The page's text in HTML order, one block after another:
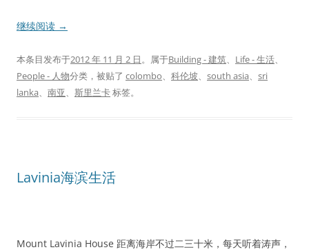
继续阅读 →
本条目发布于2012 年 11 月 2 日。属于Building - 建筑、 Life - 生活、
People - 人物分类，被贴了 colombo、 科伦坡、 south asia、 sri
lanka、 南亚、 斯里兰卡标签。
Lavinia海滨生活
Mount Lavinia House 距离海岸不过二三十米，每天听着涛声，